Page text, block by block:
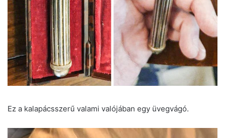
Ez a kalapácsszerű valami valójában egy üvegvágó.